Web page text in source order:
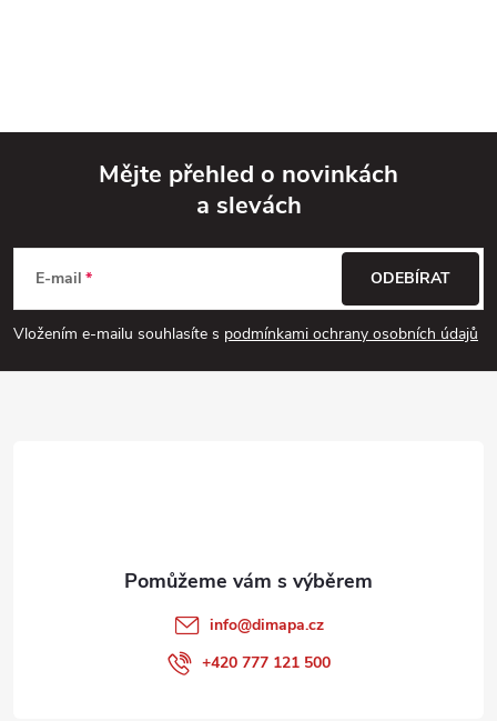
p
a
Mějte přehled o novinkách
a slevách
E-mail
Vložením e-mailu souhlasíte s podmínkami ochrany osobních údajů
ODEBÍRAT
info@dimapa.cz
+420 777 121 500